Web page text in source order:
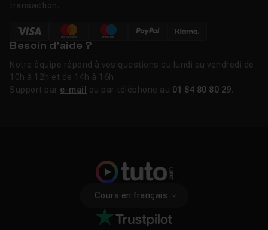
transaction.
Besoin d’aide ?
Notre équipe répond à vos questions du lundi au vendredi de
10h à 12h et de 14h à 16h.
Support par e-mail ou par téléphone au 01 84 80 80 29
Cours en français